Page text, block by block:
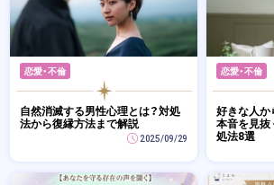
恋愛・不倫
自然消滅する男性心理とは？対処
法から復縁方法まで解説
2025/09/29
恋愛・不倫
好きな人か
本音を見
処法8選